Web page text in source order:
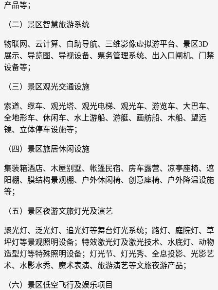
产品等；
（二）景区智慧旅游系统
物联网、云计算、自助导航、三维影像虚拟游平台、景区3D
展示、导览图、导视设备、票务管理系统、出入口闸机、门禁
设备等；
（三）景区观光交通设施
索道、缆车、观光塔、观光电梯、观光车、游览车、大巴车、
全地形车、休闲车、水上游船、游艇、画舫船、木船、望远
镜、立体停车设施等；
（四）景区旅居休闲设施
集装箱酒店、木屋别墅、帐篷民宿、房车露营、凉亭座椅、遮
阳棚、膜结构景观棚、户外休闲椅、创意座椅、户外降温设施
等；
（五）景区夜游文旅灯光及演艺
聚光灯、泛光灯、追光灯等舞台灯光系统；路灯、庭院灯、草
坪灯等景观照明设备；特效激光灯及激光技术、水底灯、动物
造型灯等特殊照明设备；灯光节、灯光秀、全息投影、光影艺
术、水影水秀、魔术表演、旅游演艺等文旅夜游产品；
（六）景区低空飞行及娱乐项目